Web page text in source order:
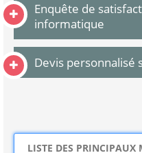
Enquête de
informatique
Devis personnalisé